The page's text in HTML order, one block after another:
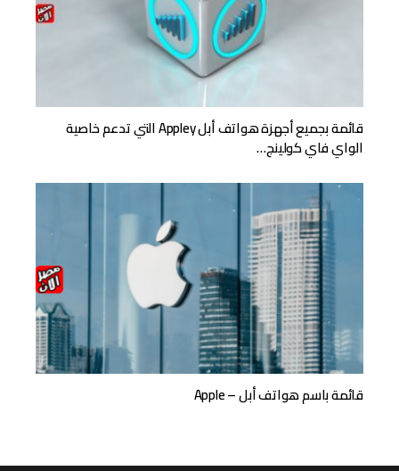
قائمة بجميع أجهزة هواتف أبل Appley التي تدعم خاصية
الواي فاي كولينج…
قائمة باسم هواتف أبل – Apple